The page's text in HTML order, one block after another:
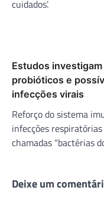
cuidados’.
Estudos
probióticos e
infecções virais
Reforço do sistema
infecções
chamadas “bactérias
Deixe um